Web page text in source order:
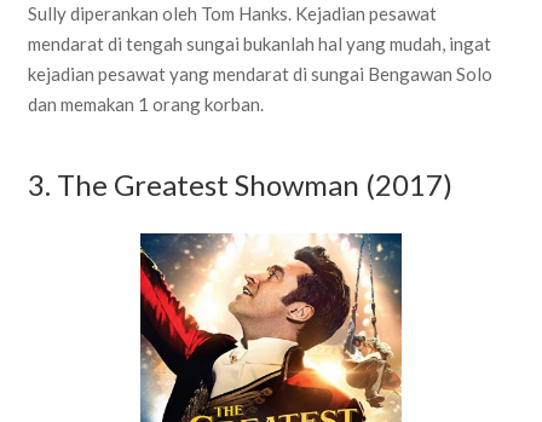
Sully diperankan oleh Tom Hanks. Kejadian pesawat
mendarat di tengah sungai bukanlah hal yang mudah, ingat
kejadian pesawat yang mendarat di sungai Bengawan Solo
dan memakan 1 orang korban.
3. The Greatest Showman (2017)